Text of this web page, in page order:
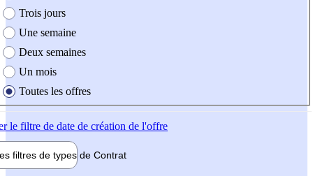
Trois jours
Une semaine
Deux semaines
Un mois
Toutes les offres
le filtre de date de création de l'offre
filtres de types de Contrat